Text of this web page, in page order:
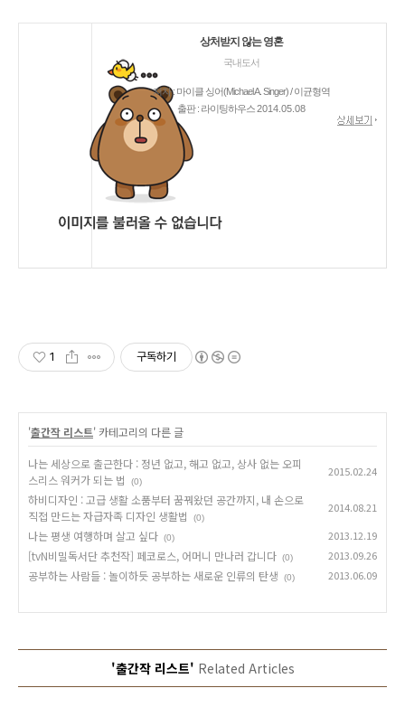
상처받지 않는 영혼
국내도서
저자 : 마이클 싱어(Michael A. Singer) / 이균형역
출판 : 라이팅하우스2014.05.08
1 구독하기
'출간작 리스트' 카테고리의 다른 글
나는 세상으로 출근한다 : 정년 없고, 해고 없고, 상사 없는 오피
스리스 워커가 되는 법
(0)
2015.02.24
하비디자인 : 고급 생활 소품부터 꿈꿔왔던 공간까지, 내 손으로
직접 만드는 자급자족 디자인 생활법
(0)
2014.08.21
나는 평생 여행하며 살고 싶다 (0) 2013.12.19
[tvN비밀독서단 추천작] 페코로스, 어머니 만나러 갑니다 (0) 2013.09.26
공부하는 사람들 : 놀이하듯 공부하는 새로운 인류의 탄생 (0) 2013.06.09
'출간작 리스트' Related Articles